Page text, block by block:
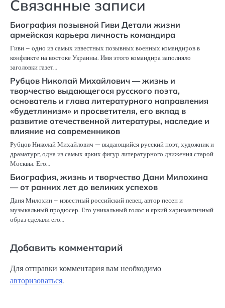
Связанные записи
Биография позывной Гиви Детали жизни
армейская карьера личность командира
Гиви – одно из самых известных позывных военных командиров в
конфликте на востоке Украины. Имя этого командира заполняло
заголовки газет…
Рубцов Николай Михайлович — жизнь и
творчество выдающегося русского поэта,
основатель и глава литературного направления
«будетлинизм» и просветителя, его вклад в
развитие отечественной литературы, наследие и
влияние на современников
Рубцов Николай Михайлович — выдающийся русский поэт, художник и
драматург, одна из самых ярких фигур литературного движения старой
Москвы. Его…
Биография, жизнь и творчество Дани Милохина
— от ранних лет до великих успехов
Даня Милохин – известный российский певец, автор песен и
музыкальный продюсер. Его уникальный голос и яркий харизматичный
образ сделали его…
Добавить комментарий
Для отправки комментария вам необходимо
авторизоваться.